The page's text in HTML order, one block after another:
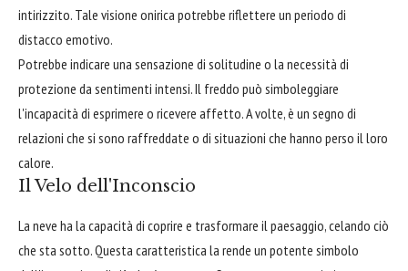
intirizzito. Tale visione onirica potrebbe riflettere un periodo di
distacco emotivo.
Potrebbe indicare una sensazione di solitudine o la necessità di
protezione da sentimenti intensi. Il freddo può simboleggiare
l'incapacità di esprimere o ricevere affetto. A volte, è un segno di
relazioni che si sono raffreddate o di situazioni che hanno perso il loro
calore.
Il Velo dell'Inconscio
La neve ha la capacità di coprire e trasformare il paesaggio, celando ciò
che sta sotto. Questa caratteristica la rende un potente simbolo